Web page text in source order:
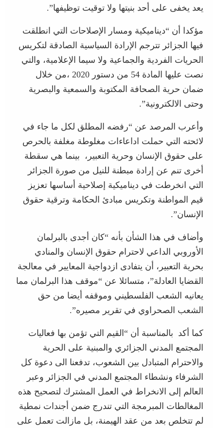
يعد يخفى على أحد بنيتها ولا توقيت توظيفها”.
مؤكدا أن “ديناميكية ومسار الإصلاحات التي انطلقت
فيها الجزائر تترجم الإرادة السياسية الصادقة لتكريس
الحريات الفردية والجماعية ولا سيما الإعلامية، والتي
نصت عليها المادة 54 من دستور 2020 ،من خلال
ضمان حرية الصحافة المكتوبة والسمعية والبصرية
وحتى الالكترونية”.
وأعرب المرصد عن “رفضه المطلق لكل ما جاء في
لائحته التي حملت اداعاءات مغلوطة مغلفة بالحرص
على حقوق الإنسان وحرية التعبير، بينما هي سقطة
أخرى تنم عن إرادة مبطنة للنيل من صورة الجزائر
التي انخرطت في ديناميكية إصلاحية أساسها تعزيز
قيم المواطنة وتكريس مبادئ الحكامة وترقية حقوق
الإنسان”.
وأضاف في هذا الشأن بأنه “كان أجدى بالبرلمان
الأوروبي الداعي لاحترام حقوق الإنسان والمنادي
بحرية التعبير، أن يتفادى ازدواجية المعايير في معالجة
القضايا العادلة”، متسائلا عن “موقف هذا البرلمان مما
يعانيه الشعب الفلسطيني وموقفه أيضا من حق
الشعب الصحراوي في تقرير مصيره”.
كما أكد بالمناسبة أن “القيم التي تؤمن بها فعاليات
المجتمع المدني الجزائري والمبنية على الحرية
والاحترام المتبادل بين الشعوب، تدفعنا الى دعوة كل
الشرفاء ونشطاء المجتمع المدني في الجزائر وعبر
العالم إلى الانخراط في العمل المشترك لتصحيح هذه
المغالطات المبرمجة التي تندرج ضمن أجندات نمطية
لم تتخلص بعد من عقد الهيمنة، بل مازالت تعمل على